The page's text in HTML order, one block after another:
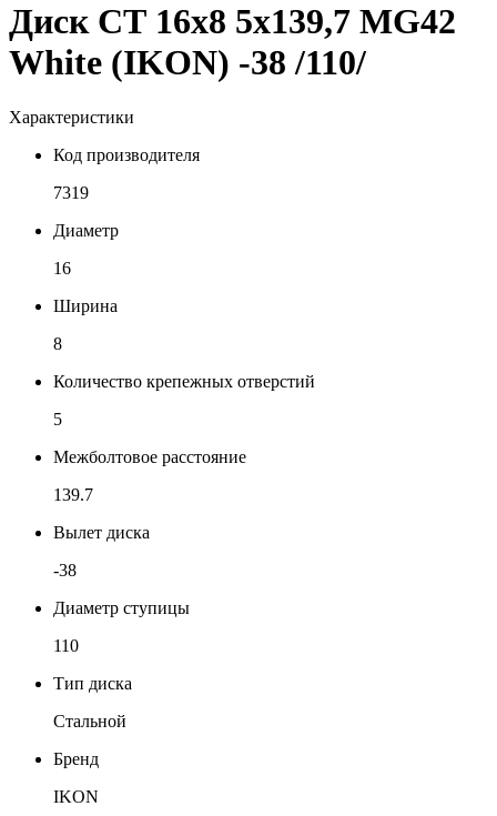
Диск СТ 16x8 5x139,7 MG42
White (IKON) -38 /110/
Характеристики
Код производителя
7319
Диаметр
16
Ширина
8
Количество крепежных отверстий
5
Межболтовое расстояние
139.7
Вылет диска
-38
Диаметр ступицы
110
Тип диска
Стальной
Бренд
IKON